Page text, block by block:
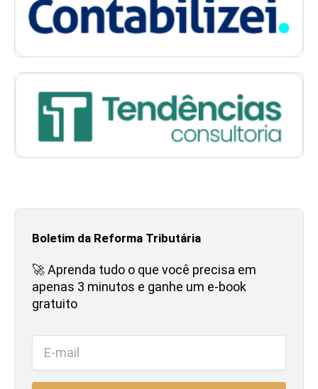
Boletim da Reforma Tributária
🚀 Aprenda tudo o que você precisa em
apenas 3 minutos e ganhe um e-book
gratuito